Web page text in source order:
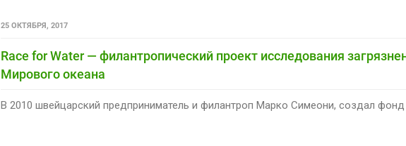
25 ОКТЯБРЯ, 2017
Race for Water — филантропический проект исследования
Мирового океана
В 2010 швейцарский предприниматель и филантроп Марко Симеони, создал фонд